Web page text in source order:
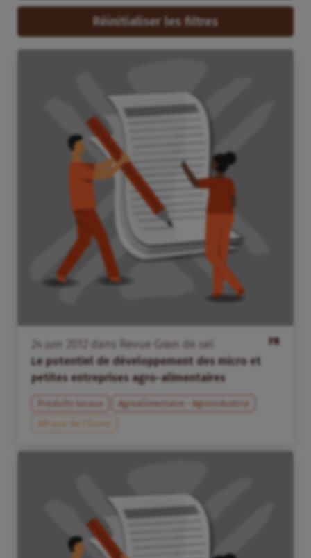
Réinitialiser les filtres
FR
24 juin dans
Revue Grain de sel
Le potentiel de développement des micro et
petites entreprises agro-alimentaires
Produits locaux
Agroalimentaire - Agroindustrie
Afrique de l’Ouest